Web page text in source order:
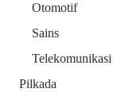
Otomotif
Sains
Telekomunikasi
Pilkada